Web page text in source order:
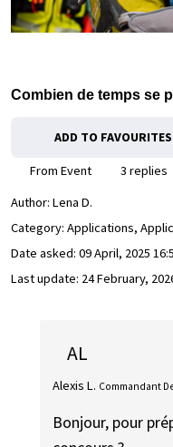
Combien de temps se
ADD TO FAVOURITES
From Event 3 replies
Author: Lena D.
Category: Applications,
Date asked: 09 April, 2025
Last update: 24 February,
AL
Alexis L. Commandant
Bonjour, pour